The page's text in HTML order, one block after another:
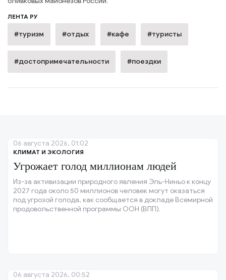
ЛЕНТА РУ
#туризм #отдых #кафе #туристы
#достопримечательности #поездки
КЛИМАТ И ЭКОЛОГИЯ
Угрожает голод миллионам людей
Из-за активизации природного явления Эль-Ниньо к концу
2027 года около 50 миллионов человек могут оказаться
под угрозой голода, как сообщается в докладе Всемирной
продовольственной программы ООН (ВПП).
06 августа 2026, 01:02
06 августа 2026, 00:52